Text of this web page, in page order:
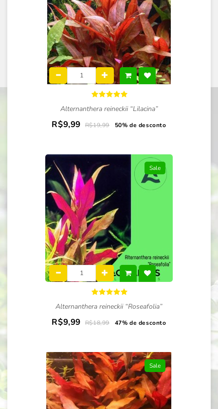
Alternanthera reineckii “Lilacina”
R$9,99 R$19,99 50% de desconto
Sale
Alternanthera reineckii “Roseafolia”
R$9,99 R$18,99 47% de desconto
Sale